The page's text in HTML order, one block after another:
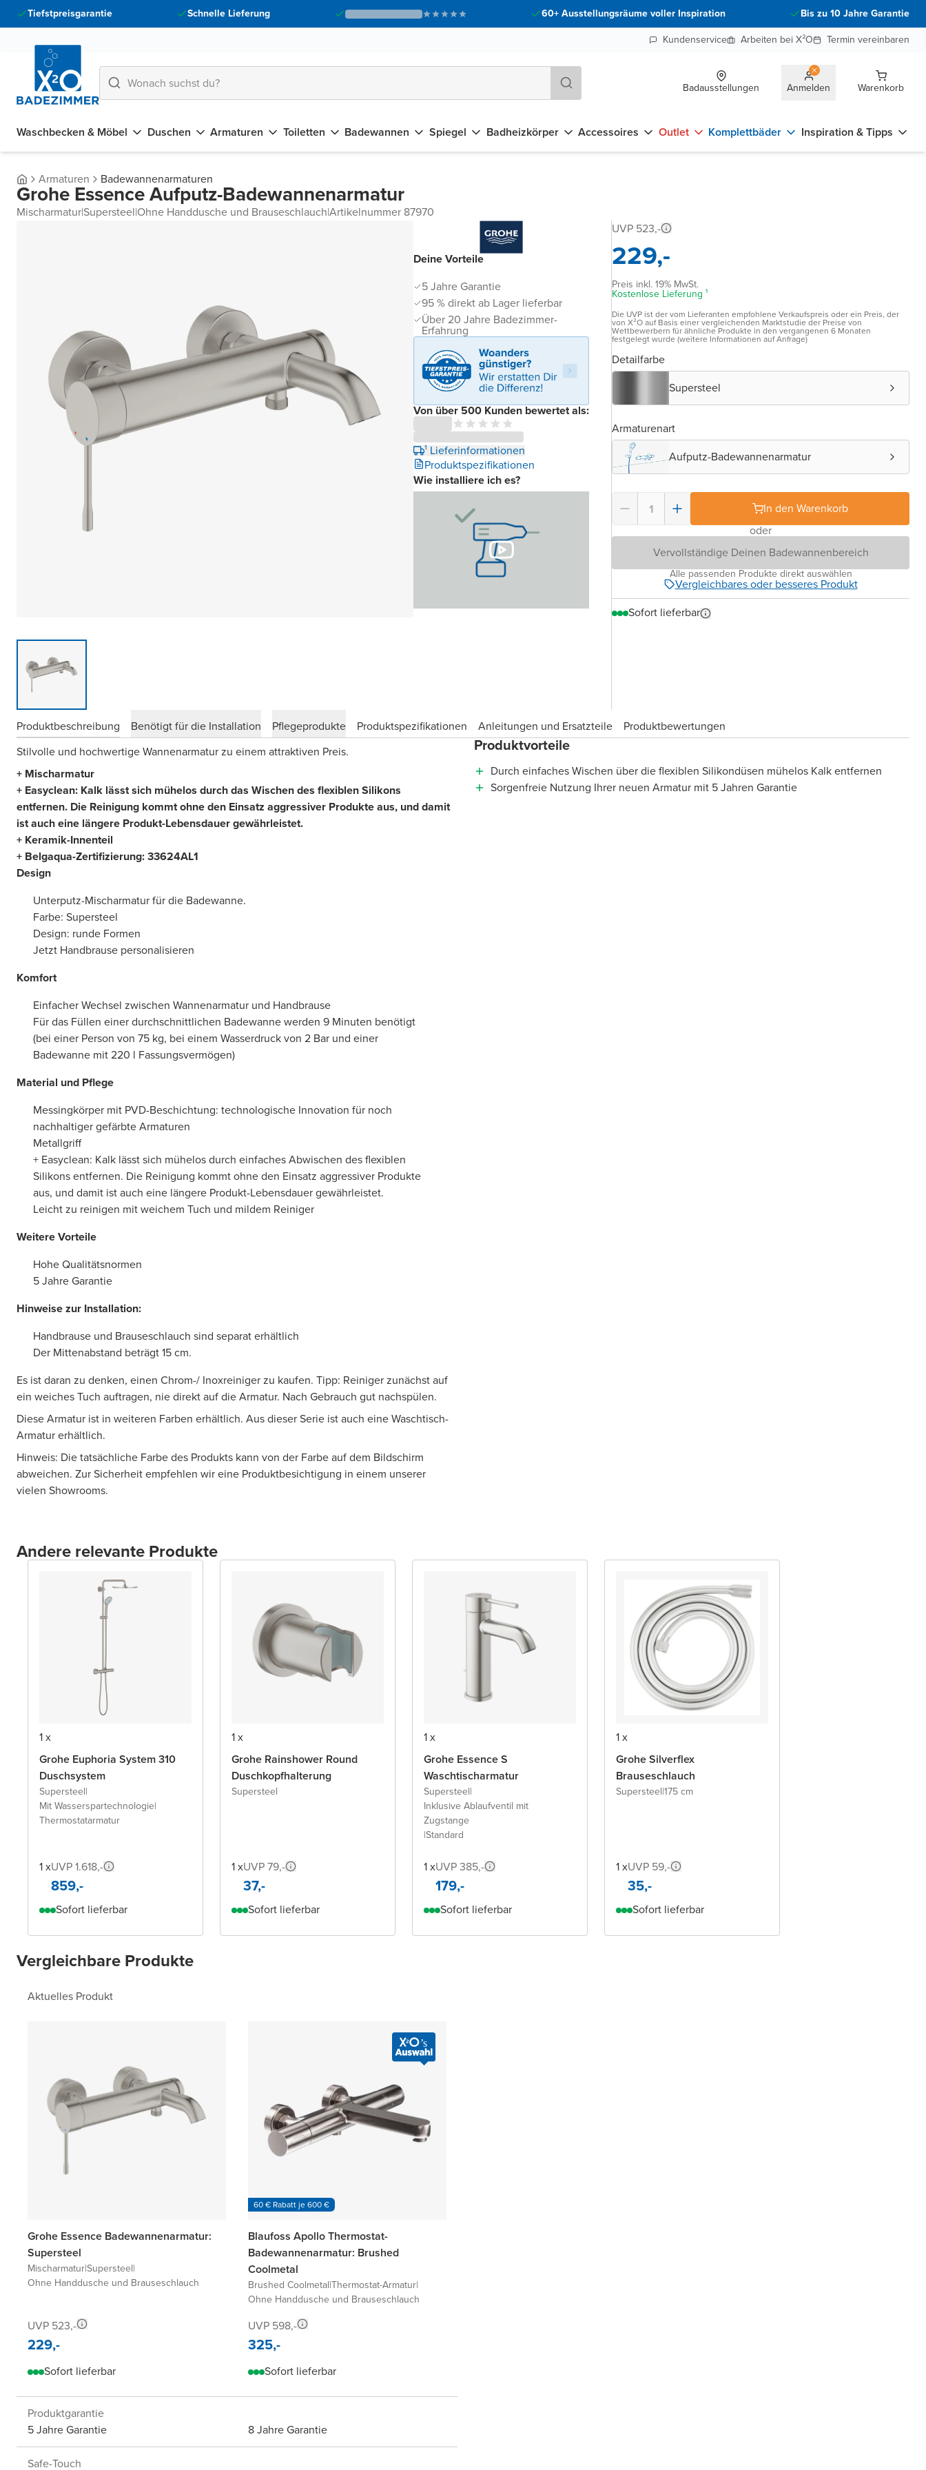
Tiefstpreisgarantie Schnelle Lieferung 60+ Ausstellungsräume voller Inspiration
Bis zu 10 Jahre Garantie
Kundenservice
Arbeiten bei X²O Termin vereinbaren
Badausstellungen Anmelden Warenkorb
Waschbecken & Möbel Duschen Armaturen Toiletten Badewannen Spiegel Badheizkörper Accessoires Outlet Komplettbäder Inspiration & Tipps
Armaturen Badewannenarmaturen
Grohe Essence Aufputz-Badewannenarmatur
Mischarmatur|Supersteel|Ohne Handdusche und Brauseschlauch|Artikelnummer 87970
Deine Vorteile
5 Jahre Garantie
95 % direkt ab Lager lieferbar
Über 20 Jahre Badezimmer-
Erfahrung
Von über 500 Kunden bewertet als:
¹ Lieferinformationen
Produktspezifikationen
Wie installiere ich es?
UVP 523,-
229,-
Preis inkl. 19% MwSt.
Kostenlose Lieferung ¹
Die UVP ist der vom Lieferanten empfohlene Verkaufspreis oder ein Preis, der
von X²O auf Basis einer vergleichenden Marktstudie der Preise von
Wettbewerbern für ähnliche Produkte in den vergangenen 6 Monaten
festgelegt wurde (weitere Informationen auf Anfrage)
Detailfarbe
Supersteel
Armaturenart
Aufputz-Badewannenarmatur
In den Warenkorb
oder
Vervollständige Deinen Badewannenbereich
Alle passenden Produkte direkt auswählen
Vergleichbares oder besseres Produkt
Sofort lieferbar
Produktbeschreibung Benötigt für die Installation Pflegeprodukte Produktspezifikationen Anleitungen und Ersatzteile
Produktbewertungen
Stilvolle und hochwertige Wannenarmatur zu einem attraktiven Preis.
+ Mischarmatur
+ Easyclean: Kalk lässt sich mühelos durch das Wischen des flexiblen Silikons
entfernen. Die Reinigung kommt ohne den Einsatz aggressiver Produkte aus, und damit
ist auch eine längere Produkt-Lebensdauer gewährleistet.
+ Keramik-Innenteil
+ Belgaqua-Zertifizierung:33624AL1
Design
Unterputz-Mischarmatur für die Badewanne.
Farbe: Supersteel
Design: runde Formen
Jetzt Handbrause personalisieren
Komfort
Einfacher Wechsel zwischen Wannenarmatur und Handbrause
Für das Füllen einer durchschnittlichen Badewanne werden 9 Minuten benötigt
(bei einer Person von 75 kg, bei einem Wasserdruck von 2 Bar und einer
Badewanne mit 220 l Fassungsvermögen)
Material und Pflege
Messingkörper mit PVD-Beschichtung: technologische Innovation für noch
nachhaltiger gefärbte Armaturen
Metallgriff
+ Easyclean: Kalk lässt sich mühelos durch einfaches Abwischen des flexiblen
Silikons entfernen. Die Reinigung kommt ohne den Einsatz aggressiver Produkte
aus, und damit ist auch eine längere Produkt-Lebensdauer gewährleistet.
Leicht zu reinigen mit weichem Tuch und mildem Reiniger
Weitere Vorteile
Hohe Qualitätsnormen
5 Jahre Garantie
Hinweise zur Installation:
Handbrause und Brauseschlauch sind separat erhältlich
Der Mittenabstand beträgt 15 cm.
Es ist daran zu denken, einen Chrom-/ Inoxreiniger zu kaufen. Tipp: Reiniger zunächst auf
ein weiches Tuch auftragen, nie direkt auf die Armatur. Nach Gebrauch gut nachspülen.
Diese Armatur ist in weiteren Farben erhältlich. Aus dieser Serie ist auch eine Waschtisch-
Armatur erhältlich.
Hinweis: Die tatsächliche Farbe des Produkts kann von der Farbe auf dem Bildschirm
abweichen. Zur Sicherheit empfehlen wir eine Produktbesichtigung in einem unserer
vielen Showrooms.
Produktvorteile
Durch einfaches Wischen über die flexiblen Silikondüsen mühelos Kalk entfernen
Sorgenfreie Nutzung Ihrer neuen Armatur mit 5 Jahren Garantie
Andere relevante Produkte
1 x
Grohe Euphoria System 310
Duschsystem
Supersteel|
Mit Wasserspartechnologie|
Thermostatarmatur
1 xUVP 1.618,-
859,-
Sofort lieferbar
1 x
Grohe Rainshower Round
Duschkopfhalterung
Supersteel
1 xUVP 79,-
37,-
Sofort lieferbar
1 x
Grohe Essence S
Waschtischarmatur
Supersteel|
Inklusive Ablaufventil mit
Zugstange
|Standard
1 xUVP 385,-
179,-
Sofort lieferbar
1 x
Grohe Silverflex
Brauseschlauch
Supersteel|175 cm
1 xUVP 59,-
35,-
Sofort lieferbar
Vergleichbare Produkte
Aktuelles Produkt
Grohe Essence Badewannenarmatur:
Supersteel
Mischarmatur|Supersteel|
Ohne Handdusche und Brauseschlauch
UVP 523,-
229,-
Sofort lieferbar
60 € Rabatt je 600 €
Blaufoss Apollo Thermostat-
Badewannenarmatur: Brushed
Coolmetal
Brushed Coolmetal|Thermostat-Armatur|
Ohne Handdusche und Brauseschlauch
UVP 598,-
325,-
Sofort lieferbar
Produktgarantie
5 Jahre Garantie
8 Jahre Garantie
Safe-Touch